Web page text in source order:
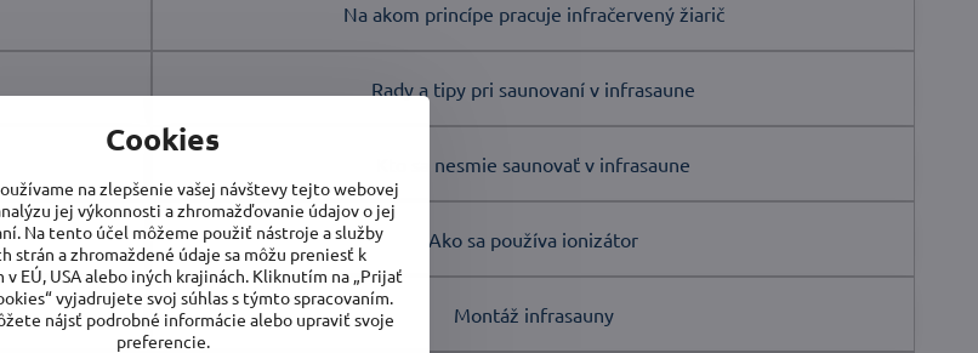
Na akom princípe pracuje infračervený žiarič
Rady a tipy pri saunovaní v infrasaune
Kto sa nesmie saunovať v infrasaune
Ako sa používa ionizátor
Montáž infrasauny
Cookies
na zlepšenie vašej návštevy tejto webovej
jej výkonnosti a zhromažďovanie údajov o jej
Na tento účel môžeme použiť nástroje a služby
strán a zhromaždené údaje sa môžu preniesť k
v EÚ, USA alebo iných krajinách. Kliknutím na „Prijať
vyjadrujete svoj súhlas s týmto spracovaním.
nájsť podrobné informácie alebo upraviť svoje
preferencie.